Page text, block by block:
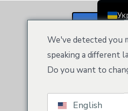
Реєстрація
Автор:
We've detected you
speaking a different
Do you want to
English